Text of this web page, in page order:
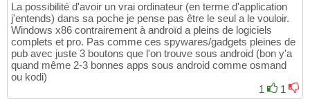
La possibilité d'avoir un vrai ordinateur (en terme d'application
j'entends) dans sa poche je pense pas être le seul a le vouloir.
Windows x86 contrairement à androïd a pleins de logiciels
complets et pro. Pas comme ces spywares/gadgets pleines de
pub avec juste 3 boutons que l'on trouve sous android (bon y'a
quand même 2-3 bonnes apps sous android comme osmand
ou kodi)
1
1